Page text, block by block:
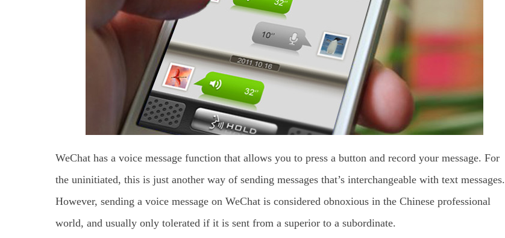
WeChat has a voice message function that allows you to press a button and record your message. For
the uninitiated, this is just another way of sending messages that’s interchangeable with text messages.
However, sending a voice message on WeChat is considered obnoxious in the Chinese professional
world, and usually only tolerated if it is sent from a superior to a subordinate.